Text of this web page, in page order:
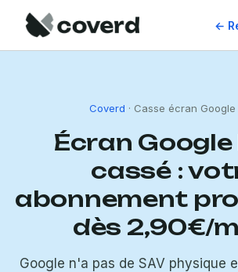
←
Coverd · Casse écran Google
Écran Google
cassé :
abonnement
dès 2,90€/
Google n'a pas de SAV physique